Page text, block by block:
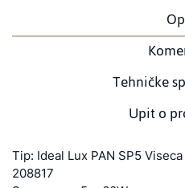
Tehničke
Upit o
Tip: Ideal Lux PAN SP5
208817